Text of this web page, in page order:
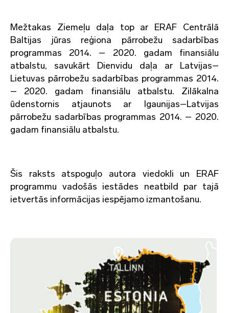
Mežtakas Ziemeļu daļa top ar ERAF Centrālā
Baltijas jūras reģiona pārrobežu sadarbības
programmas 2014. – 2020. gadam finansiālu
atbalstu, savukārt Dienvidu daļa ar Latvijas–
Lietuvas pārrobežu sadarbības programmas 2014.
– 2020. gadam finansiālu atbalstu. Zilākalna
ūdenstornis atjaunots ar Igaunijas–Latvijas
pārrobežu sadarbības programmas 2014. – 2020.
gadam finansiālu atbalstu.
Šis raksts atspoguļo autora viedokli un ERAF
programmu vadošās iestādes neatbild par tajā
ietvertās informācijas iespējamo izmantošanu.